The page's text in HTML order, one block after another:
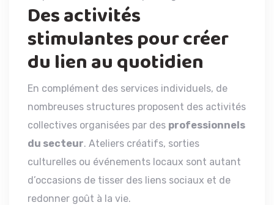
Des activités
stimulantes pour créer
du lien au quotidien
En complément des services individuels, de
nombreuses structures proposent des activités
collectives organisées par des professionnels
du secteur. Ateliers créatifs, sorties
culturelles ou événements locaux sont autant
d’occasions de tisser des liens sociaux et de
redonner goût à la vie.